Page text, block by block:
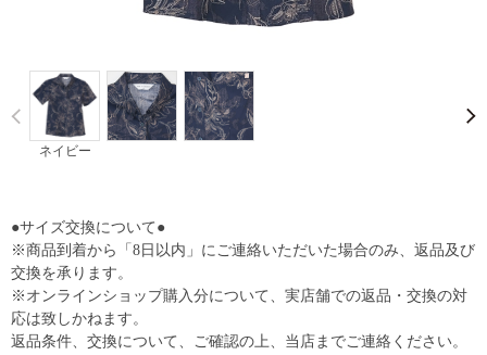
ネイビー
Prev
●サイズ交換について●
※商品到着から「8日以内」にご連絡いただいた場合のみ、返品及び
交換を承ります。
※オンラインショップ購入分について、実店舗での返品・交換の対
応は致しかねます。
返品条件、交換について、ご確認の上、当店までご連絡ください。